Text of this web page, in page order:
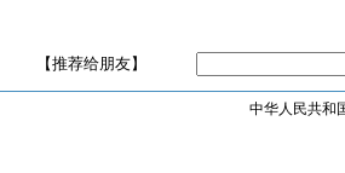
【推荐给朋友】
中华人民共和